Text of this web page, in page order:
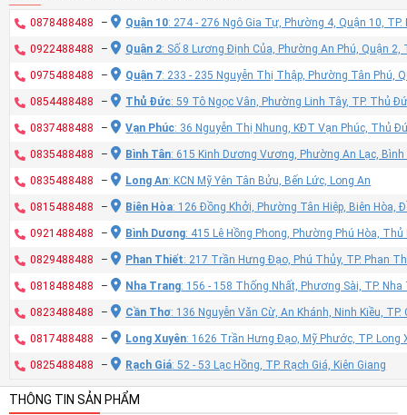
0878488488 – Quận 10: 274 - 276 Ngô Gia Tự, Phường 4, Quận 10, TP.
0922488488 – Quận 2: Số 8 Lương Định Của, Phường An Phú, Quận 2,
0975488488 – Quận 7: 233 - 235 Nguyễn Thị Thập, Phường Tân Phú,
0854488488 – Thủ Đức: 59 Tô Ngọc Vân, Phường Linh Tây, TP. Thủ
0837488488 – Vạn Phúc: 36 Nguyễn Thị Nhung, KĐT Vạn Phúc, Thủ
0835488488 – Bình Tân: 615 Kinh Dương Vương, Phường An Lạc, Bình
0835488488 – Long An: KCN Mỹ Yên Tân Bửu, Bến Lức, Long An
0815488488 – Biên Hòa: 126 Đồng Khởi, Phường Tân Hiệp, Biên Hòa,
0921488488 – Bình Dương: 415 Lê Hồng Phong, Phường Phú Hòa,
0829488488 – Phan Thiết: 217 Trần Hưng Đạo, Phú Thủy, TP. Phan
0818488488 – Nha Trang: 156 - 158 Thống Nhất, Phương Sài, TP.
0823488488 – Cần Thơ: 136 Nguyễn Văn Cừ, An Khánh, Ninh Kiều,
0817488488 – Long Xuyên: 1626 Trần Hưng Đạo, Mỹ Phước, TP. Long
0825488488 – Rạch Giá: 52 - 53 Lạc Hồng, TP. Rạch Giá, Kiên Giang
THÔNG TIN SẢN PHẨM